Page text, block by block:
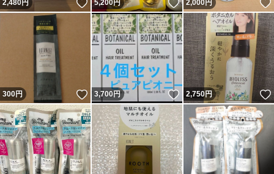
2,480円 いいね！
5,200円 いいね！
2,000円
300円 いいね！
3,700円 いいね！
2,750円